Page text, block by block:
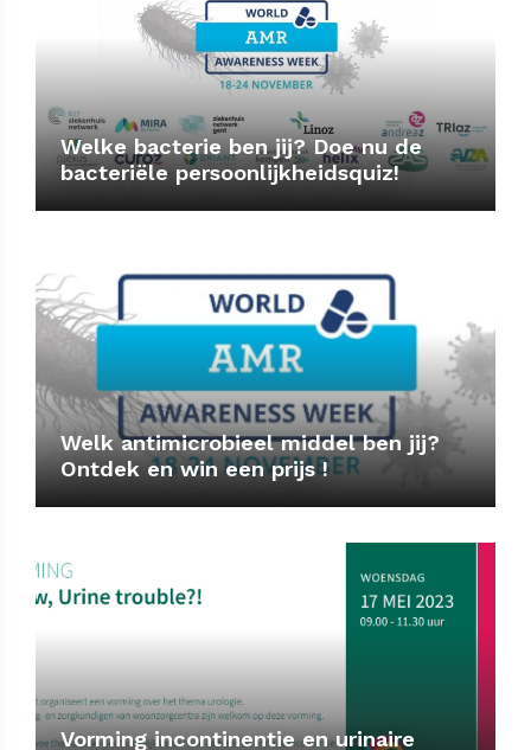
Welke bacterie ben jij? Doe nu de
bacteriële persoonlijkheidsquiz!
Welk antimicrobieel middel ben jij?
Ontdek en win een prijs !
Vorming incontinentie en urinaire